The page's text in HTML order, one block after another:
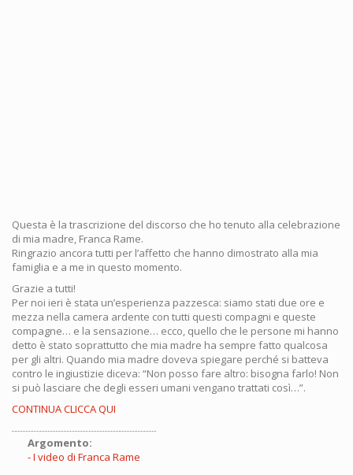
Questa è la trascrizione del discorso che ho tenuto alla celebrazione
di mia madre, Franca Rame.
Ringrazio ancora tutti per l’affetto che hanno dimostrato alla mia
famiglia e a me in questo momento.
Grazie a tutti!
Per noi ieri è stata un’esperienza pazzesca: siamo stati due ore e
mezza nella camera ardente con tutti questi compagni e queste
compagne… e la sensazione… ecco, quello che le persone mi hanno
detto è stato soprattutto che mia madre ha sempre fatto qualcosa
per gli altri. Quando mia madre doveva spiegare perché si batteva
contro le ingiustizie diceva: “Non posso fare altro: bisogna farlo! Non
si può lasciare che degli esseri umani vengano trattati così…”.
CONTINUA CLICCA QUI
Argomento:
I video di Franca Rame